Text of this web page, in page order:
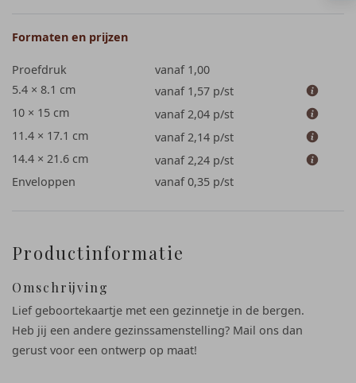
Formaten en prijzen
Proefdruk
vanaf 1,00
5.4 × 8.1 cm
vanaf 1,57 p/st
10 × 15 cm
vanaf 2,04 p/st
11.4 × 17.1 cm
vanaf 2,14 p/st
14.4 × 21.6 cm
vanaf 2,24 p/st
Enveloppen
vanaf 0,35 p/st
Productinformatie
Omschrijving
Lief geboortekaartje met een gezinnetje in de bergen.
Heb jij een andere gezinssamenstelling? Mail ons dan
gerust voor een ontwerp op maat!